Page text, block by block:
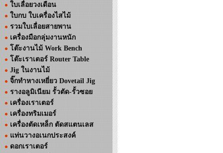
ใบเลื่อยวงเดือน
ใบกบ ใบเครื่องไสไม้
รวมใบเลื่อยสายพาน
เครื่องมือกลุ่มงานหนัก
โต๊ะงานไม้ Work Bench
โต๊ะเราเตอร์ Router Table
Jig ในงานไม้
จิ๊กทำหางเหยี่ยว Dovetail Jig
รางอลูมิเนียม รั้วตัด-รั้วซอย
เครื่องเราเตอร์
เครื่องทริมเมอร์
เครื่องตัดเหล็ก ตัดสแตนเลส
แท่นวางอเนกประสงค์
ดอกเราเตอร์